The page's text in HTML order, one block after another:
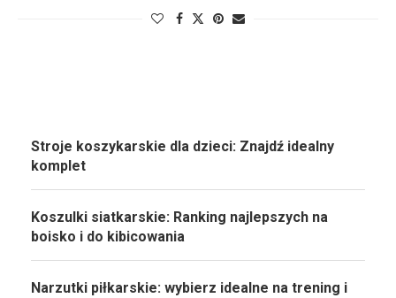
Stroje koszykarskie dla dzieci: Znajdź idealny
komplet
Koszulki siatkarskie: Ranking najlepszych na
boisko i do kibicowania
Narzutki piłkarskie: wybierz idealne na trening i